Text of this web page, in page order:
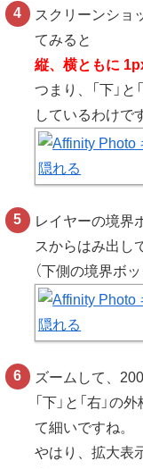
スクリーンショ
てみると
縦、横ともに
つまり、「下」
しているわけで
レイヤーの境界
スからはみ出し
（下側の境界ボ
ズームして、
「下」と「右」の
て細いですね。
やはり、拡大表